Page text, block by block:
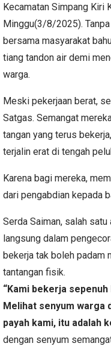
Kecamatan Simpang Kiri
Minggu(3/8/2025).
bersama masyarakat
tiang tandon air demi
warga.
Meski pekerjaan berat,
Satgas. Semangat
tangan yang terus
terjalin erat di tengah
Karena bagi mereka,
dari pengabdian kepada
Serda Saiman, salah
langsung dalam
bekerja tak boleh padam
tantangan fisik.
“Kami bekerja
Melihat senyum warga
payah kami, itu adalah
dengan senyum